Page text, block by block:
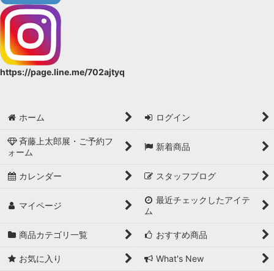
https://page.line.me/702ajtyq
ホーム ログイン
斉藤上太郎展・ご予約フ
ォーム
新着商品
カレンダー スタッフブログ
マイページ
最近チェックしたアイテ
ム
商品カテゴリ一覧 おすすめ商品
お気に入り What's New